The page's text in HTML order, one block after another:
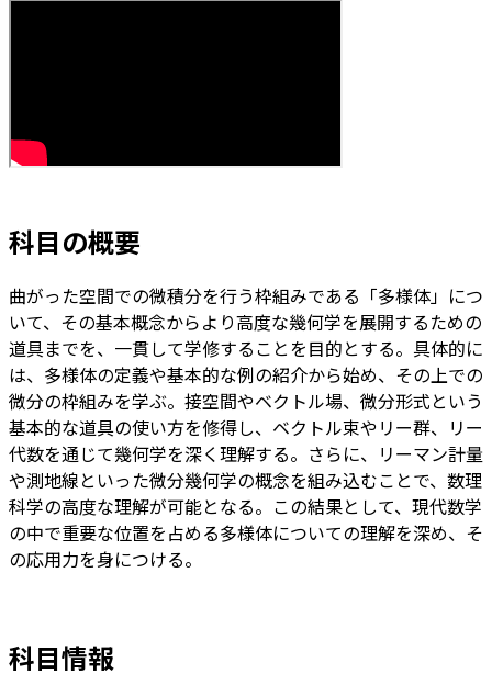
科目の概要
曲がった空間での微積分を行う枠組みである「多様体」につ
いて、その基本概念からより高度な幾何学を展開するための
道具までを、一貫して学修することを目的とする。具体的に
は、多様体の定義や基本的な例の紹介から始め、その上での
微分の枠組みを学ぶ。接空間やベクトル場、微分形式という
基本的な道具の使い方を修得し、ベクトル束やリー群、リー
代数を通じて幾何学を深く理解する。さらに、リーマン計量
や測地線といった微分幾何学の概念を組み込むことで、数理
科学の高度な理解が可能となる。この結果として、現代数学
の中で重要な位置を占める多様体についての理解を深め、そ
の応用力を身につける。
科目情報